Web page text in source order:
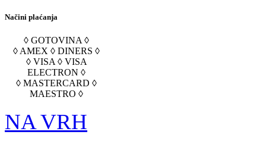
Načini plaćanja
◊ GOTOVINA ◊
◊ AMEX ◊ DINERS ◊
◊ VISA ◊ VISA
ELECTRON ◊
◊ MASTERCARD ◊
MAESTRO ◊
NA VRH